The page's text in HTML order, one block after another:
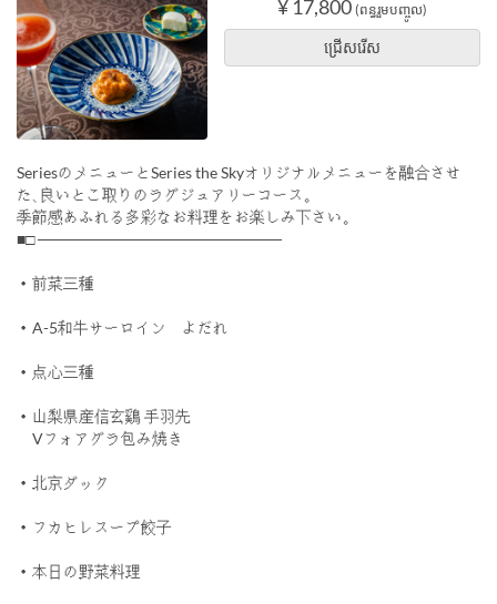
¥ 17,800 (ពន្ធរួមបញ្ចូល)
ជ្រើសរើស
SeriesのメニューとSeries the Skyオリジナルメニューを融合させ
た､良いとこ取りのラグジュアリーコース｡
季節感あふれる多彩なお料理をお楽しみ下さい｡
■□ ──────────────────────
・前菜三種
・A-5和牛サーロイン よだれ
・点心三種
・山梨県産信玄鷄 手羽先
Vフォアグラ包み焼き
・北京ダック
・フカヒレスープ餃子
・本日の野菜料理